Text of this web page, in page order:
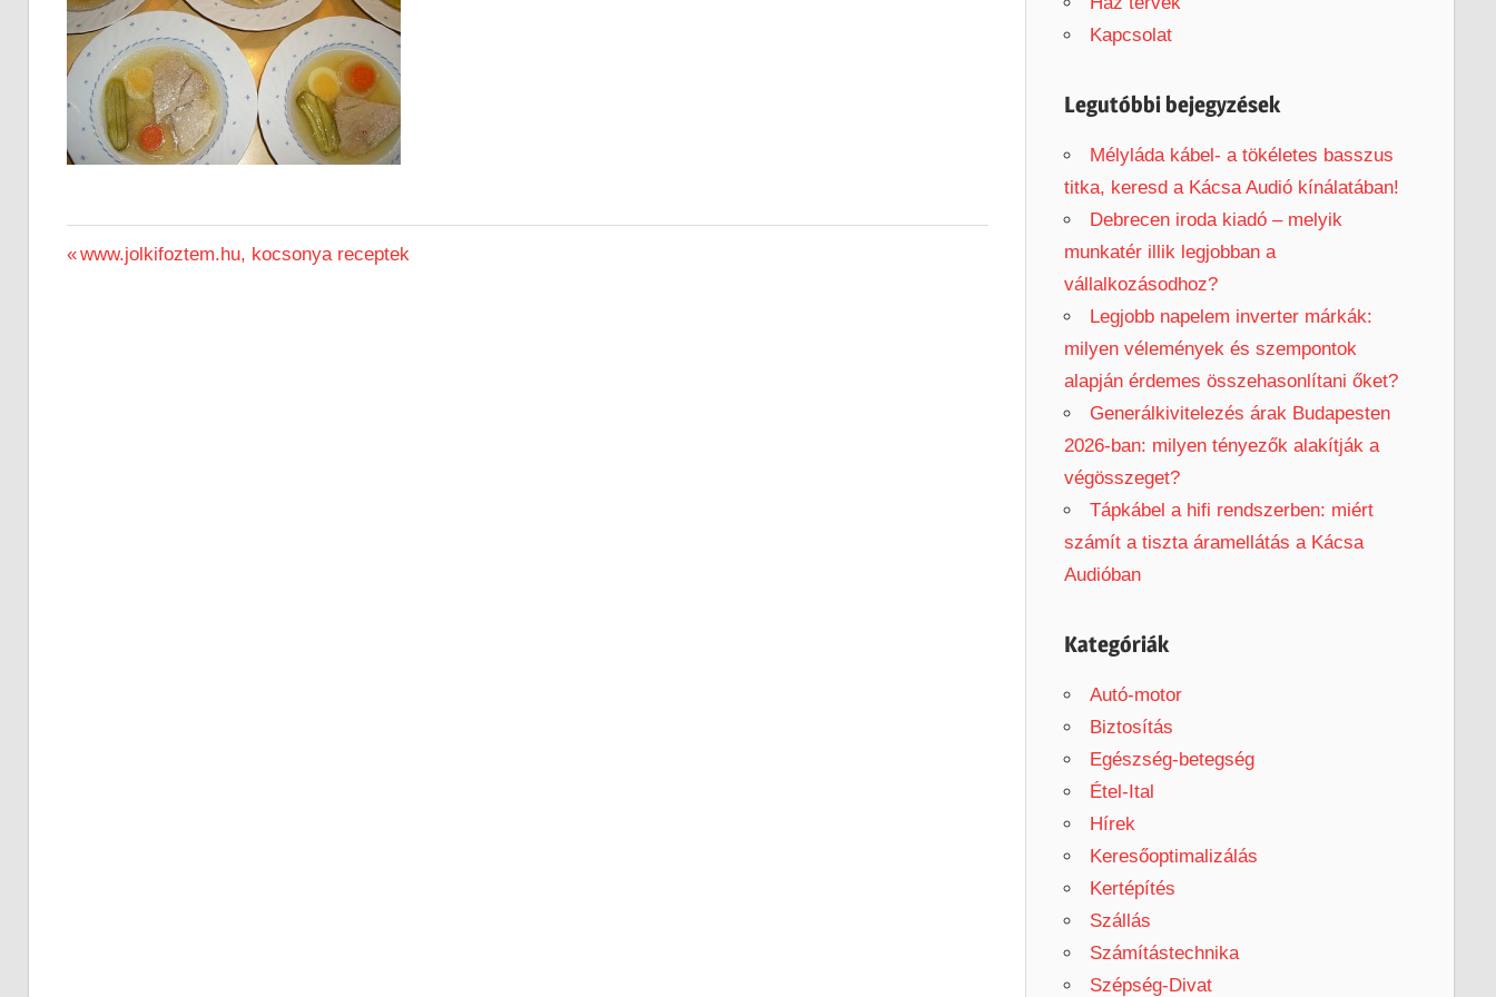
Previous
www.jolkifoztem.hu, kocsonya receptek
f
o
:
Kapcsolat
Legutóbbi bejegyzések
Mélyláda kábel- a tökéletes basszus
titka, keresd a Kácsa Audió kínálatában!
Debrecen iroda kiadó – melyik
munkatér illik legjobban a
vállalkozásodhoz?
Legjobb napelem inverter márkák:
milyen vélemények és szempontok
alapján érdemes összehasonlítani őket?
Generálkivitelezés árak Budapesten
2026-ban: milyen tényezők alakítják a
végösszeget?
Tápkábel a hifi rendszerben: miért
számít a tiszta áramellátás a Kácsa
Audióban
Kategóriák
Autó-motor
Biztosítás
Egészség-betegség
Étel-Ital
Hírek
Keresőoptimalizálás
Kertépítés
Szállás
Számítástechnika
Szépség-Divat